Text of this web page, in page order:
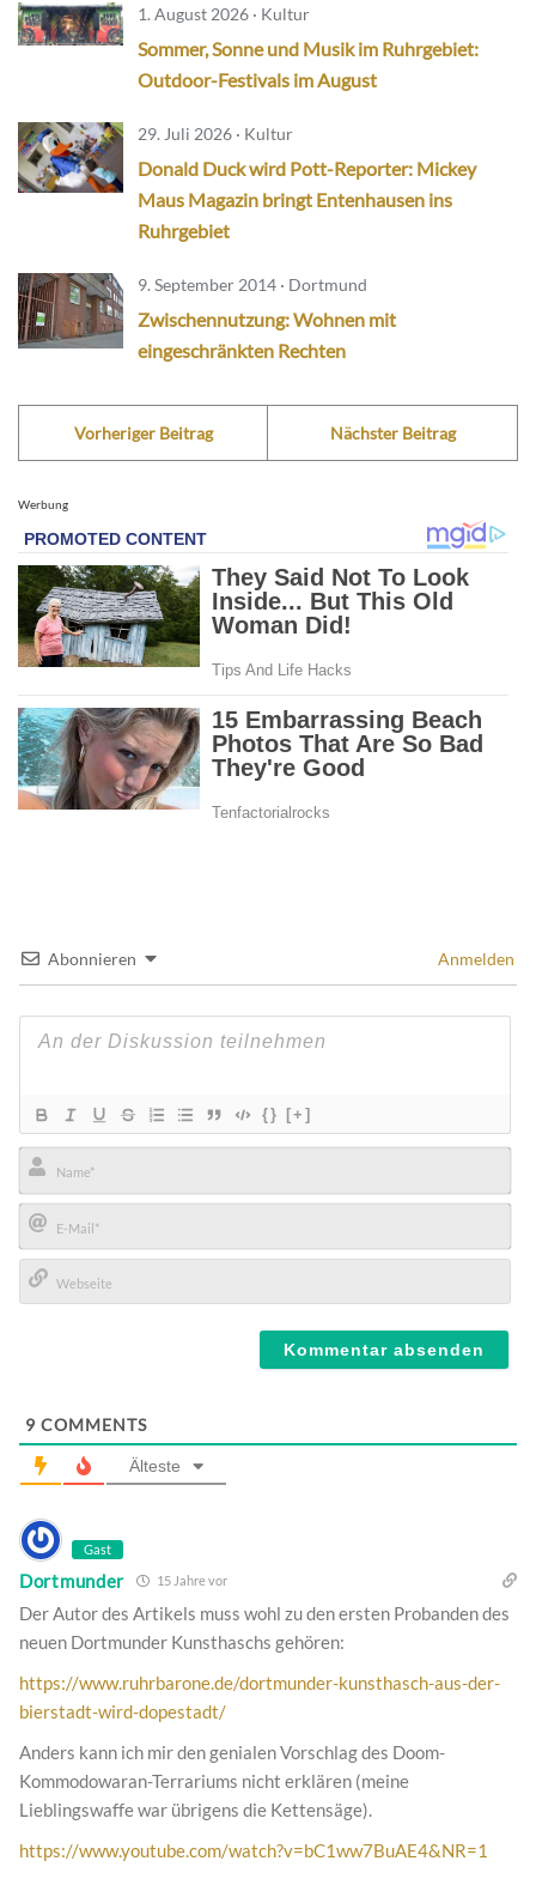
1. August 2026 · Kultur
Sommer, Sonne und Musik im Ruhrgebiet:
Outdoor-Festivals im August
29. Juli 2026 · Kultur
Donald Duck wird Pott-Reporter: Mickey
Maus Magazin bringt Entenhausen ins
Ruhrgebiet
9. September 2014 · Dortmund
Zwischennutzung: Wohnen mit
eingeschränkten Rechten
Vorheriger Beitrag Nächster Beitrag
Werbung
Abonnieren Anmelden
{} [+]
Name*
E-
Mail*
9 COMMENTS
Älteste
Gast
Dortmunder 15 Jahre vor
Der Autor des Artikels muss wohl zu den ersten Probanden des
neuen Dortmunder Kunsthaschs gehören:
https://www.ruhrbarone.de/dortmunder-kunsthasch-aus-der-
bierstadt-wird-dopestadt/
Anders kann ich mir den genialen Vorschlag des Doom-
Kommodowaran-Terrariums nicht erklären (meine
Lieblingswaffe war übrigens die Kettensäge).
https://www.youtube.com/watch?v=bC1ww7BuAE4&NR=1